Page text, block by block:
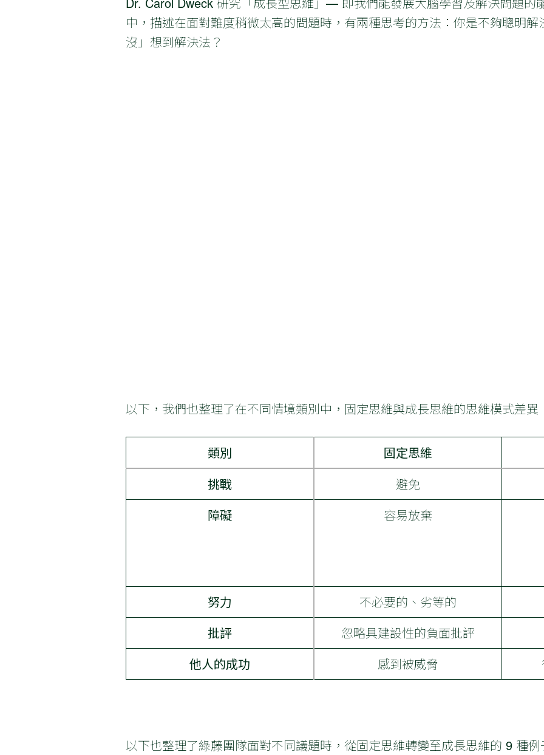
中，描述在面對難度稍微太高的問題時，有兩種思考的方法：你是不夠聰明
沒」想到解決法？
以下，我們也整理了在不同情境類別中，固定思維與成長思維的思維模式差異
類別 固定思維
挑戰
避免
障礙
容易放棄
努力 不必要的、劣等的
批評
忽略具建設性的負面批評
他人的成功
感到被威脅
以下也整理了綠藤團隊面對不同議題時，從固定思維轉變至成長思維的 9 種例